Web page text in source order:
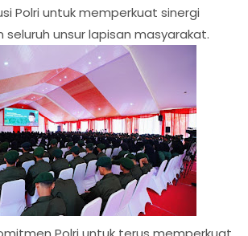
Polri untuk memperkuat sinergi
unsur lapisan masyarakat.